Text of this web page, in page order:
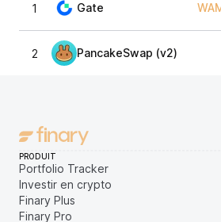
1 Gate
2 PancakeSwap (v2)
PRODUIT
Portfolio Tracker
Investir en crypto
Finary Plus
Finary Pro